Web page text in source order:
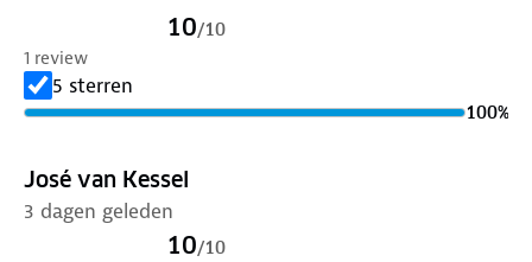
Is je kleding aan vervanging toe? Lever het in bij
onze winkels. Wij geven er een nieuwe bestemming
aan.
10/10
1 review
5 sterren
100%
José van Kessel
3 dagen geleden
10/10